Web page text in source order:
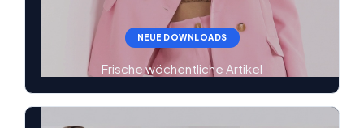
NEUE DOWNLOADS
Frische wöchentliche Artikel